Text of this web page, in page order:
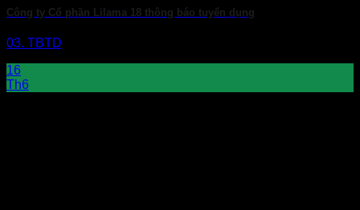
Công ty Cổ phần Lilama 18 thông báo tuyển dụng
03. TBTD
16
Th6